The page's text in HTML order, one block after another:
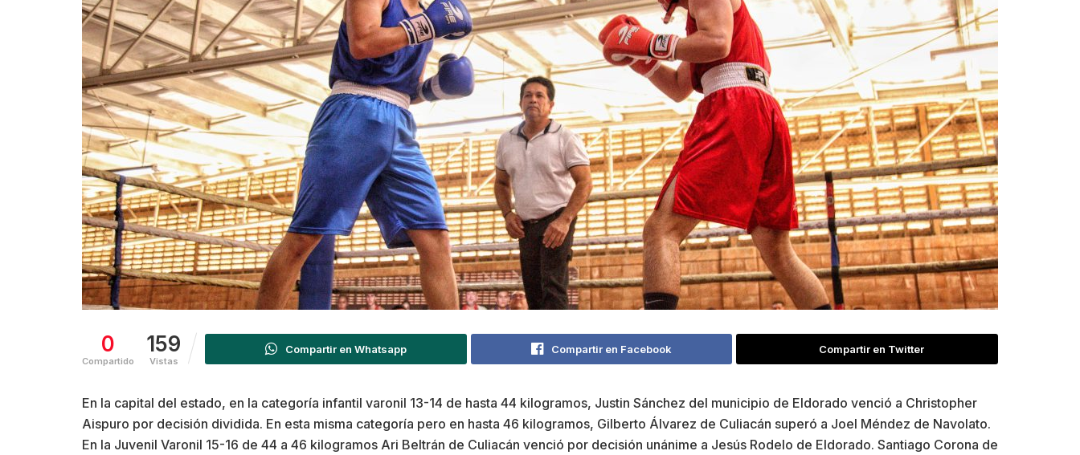
0
Compartido
159
Vistas
Compartir en Whatsapp Compartir en Facebook Compartir en Twitter
En la capital del estado, en la categoría infantil varonil 13-14 de hasta 44 kilogramos, Justin Sánchez del municipio de Eldorado venció a Christopher
Aispuro por decisión dividida. En esta misma categoría pero en hasta 46 kilogramos, Gilberto Álvarez de Culiacán superó a Joel Méndez de Navolato.
En la Juvenil Varonil 15-16 de 44 a 46 kilogramos Ari Beltrán de Culiacán venció por decisión unánime a Jesús Rodelo de Eldorado. Santiago Corona de